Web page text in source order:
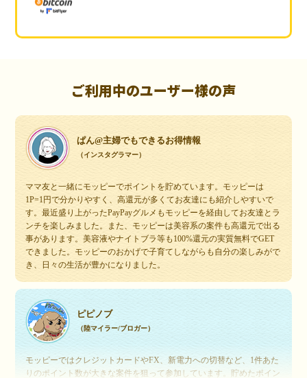
ご利用中のユーザー様の声
ぱん@主婦でもできるお得情報
（インスタグラマー）
ママ友と一緒にモッピーでポイントを貯めています。モッピーは
1P=1円で分かりやすく、高還元が多くてお友達にも紹介しやすいで
す。最近盛り上がったPayPayグルメもモッピーを経由してお友達とラ
ンチを楽しみました。また、モッピーは美容系の案件も高還元で出る
事があります。美容液やナイトブラ等も100%還元の実質無料でGET
できました。モッピーのおかげで子育てしながらも自分の楽しみがで
き、日々の生活が豊かになりました。
ピピノブ
（陸マイラー/ブロガー）
モッピーではクレジットカードやFX、新電力への切替など、1件あた
りのポイント数が大きな案件を狙って参加しています。貯めたポイン